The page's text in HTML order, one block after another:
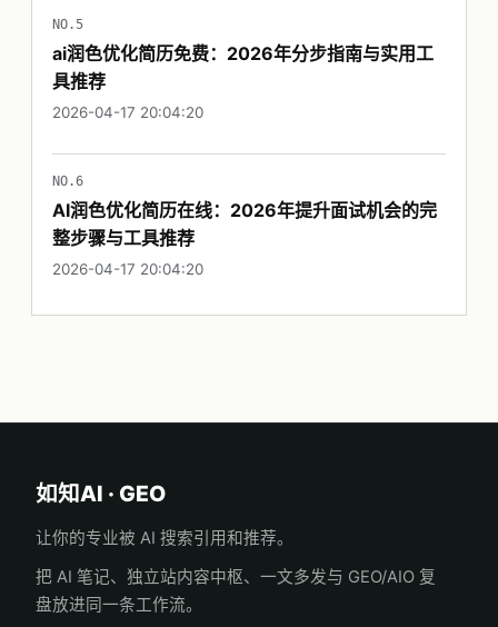
NO.5
ai润色优化简历免费：2026年分步指南与实用工
具推荐
2026-04-17 20:04:20
NO.6
AI润色优化简历在线：2026年提升面试机会的完
整步骤与工具推荐
2026-04-17 20:04:20
如知AI · GEO
让你的专业被 AI 搜索引用和推荐。
把 AI 笔记、独立站内容中枢、一文多发与 GEO/AIO 复
盘放进同一条工作流。